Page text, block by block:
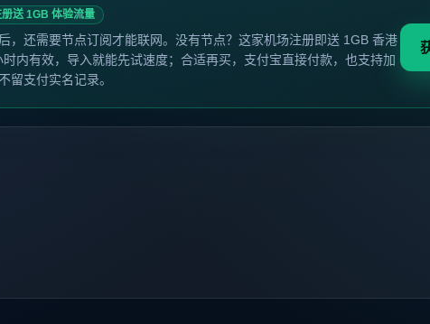
送 1GB 体验流量
，还需要节点订阅才能联网。没有节点？这家机场注册即送 1GB 香港
内有效，导入就能先试速度；合适再买，支付宝直接付款，也支持加
留支付实名记录。